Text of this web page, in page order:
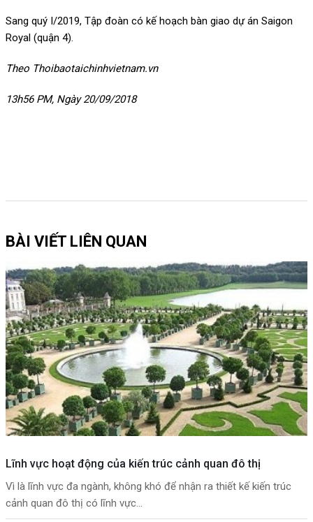
Sang quý I/2019, Tập đoàn có kế hoạch bàn giao dự án Saigon
Royal (quận 4).
Theo Thoibaotaichinhvietnam.vn
13h56 PM, Ngày 20/09/2018
BÀI VIẾT LIÊN QUAN
Lĩnh vực hoạt động của kiến trúc cảnh quan đô thị
Vì là lĩnh vực đa ngành, không khó để nhận ra thiết kế kiến trúc
cảnh quan đô thị có lĩnh vực...